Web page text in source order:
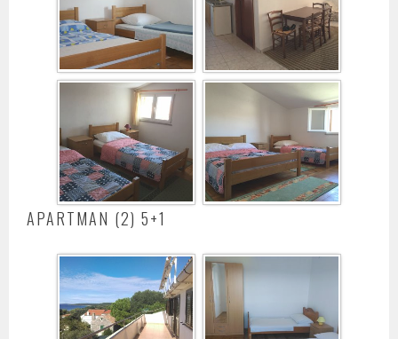
APARTMAN (2) 5+1